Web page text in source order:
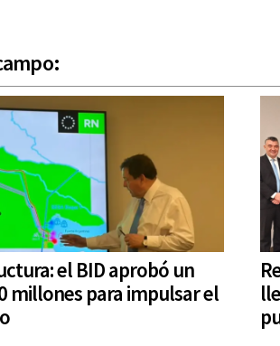
el BID aprobó un
millones para impulsar el